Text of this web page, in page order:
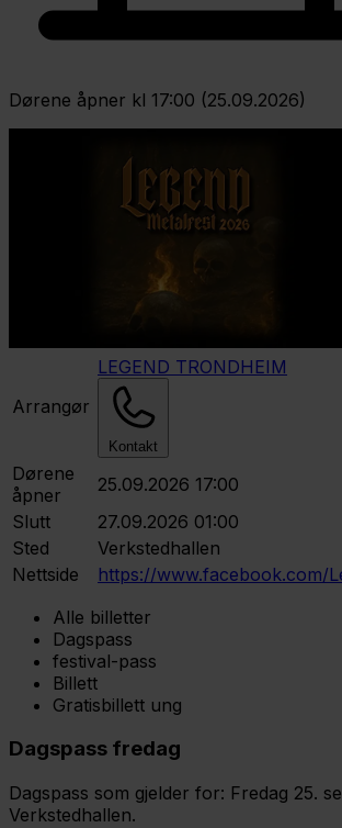
Dørene åpner kl 17:00 (25.09.2026)
Arrangør
LEGEND TRONDHEIM
Kontakt
Dørene
åpner
25.09.2026 17:00
Slutt
27.09.2026 01:00
Sted
Verkstedhallen
Nettside
https://www.facebook.com/
Alle billetter
Dagspass
festival-pass
Billett
Gratisbillett ung
Dagspass fredag
Dagspass som gjelder for: Fredag 25.
Verkstedhallen.